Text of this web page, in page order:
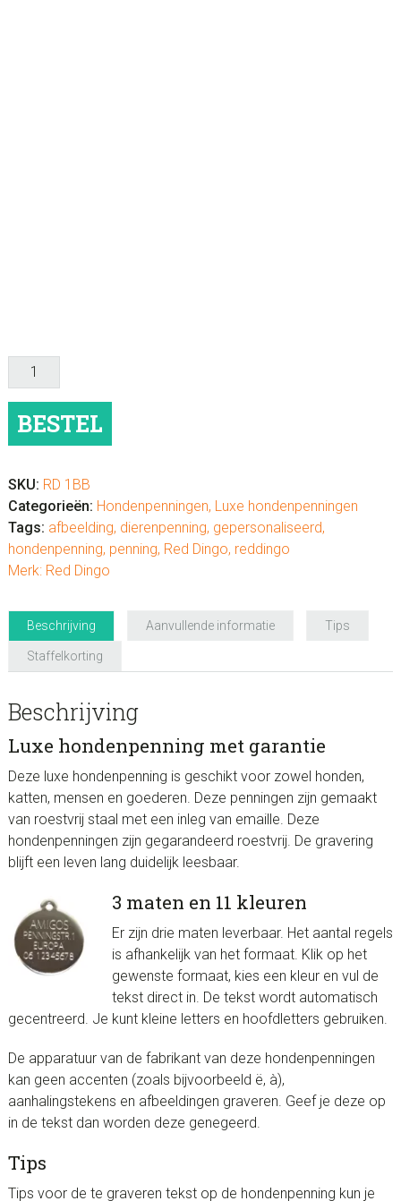
Hondenpenning
luxe
voerbak"
BESTEL
SKU: RD 1BB
Categorieën: Hondenpenningen, Luxe hondenpenningen
Tags: afbeelding, dierenpenning, gepersonaliseerd,
hondenpenning, penning, Red Dingo, reddingo
Merk: Red Dingo
Beschrijving Aanvullende informatie Tips
Staffelkorting
Beschrijving
Luxe hondenpenning met garantie
Deze luxe hondenpenning is geschikt voor zowel honden,
katten, mensen en goederen. Deze penningen zijn gemaakt
van roestvrij staal met een inleg van emaille. Deze
hondenpenningen zijn gegarandeerd roestvrij. De gravering
blijft een leven lang duidelijk leesbaar.
3 maten en 11 kleuren
Er zijn drie maten leverbaar. Het aantal regels
is afhankelijk van het formaat. Klik op het
gewenste formaat, kies een kleur en vul de
tekst direct in. De tekst wordt automatisch
gecentreerd. Je kunt kleine letters en hoofdletters gebruiken.
De apparatuur van de fabrikant van deze hondenpenningen
kan geen accenten (zoals bijvoorbeeld ë, à),
aanhalingstekens en afbeeldingen graveren. Geef je deze op
in de tekst dan worden deze genegeerd.
Tips
Tips voor de te graveren tekst op de hondenpenning kun je